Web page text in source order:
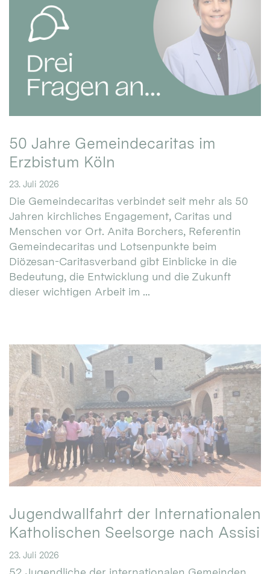
50 Jahre Gemeindecaritas im
Erzbistum Köln
23. Juli 2026
Die Gemeindecaritas verbindet seit mehr als 50
Jahren kirchliches Engagement, Caritas und
Menschen vor Ort. Anita Borchers, Referentin
Gemeindecaritas und Lotsenpunkte beim
Diözesan-Caritasverband gibt Einblicke in die
Bedeutung, die Entwicklung und die Zukunft
dieser wichtigen Arbeit im ...
Jugendwallfahrt der Internationalen
Katholischen Seelsorge nach Assisi
23. Juli 2026